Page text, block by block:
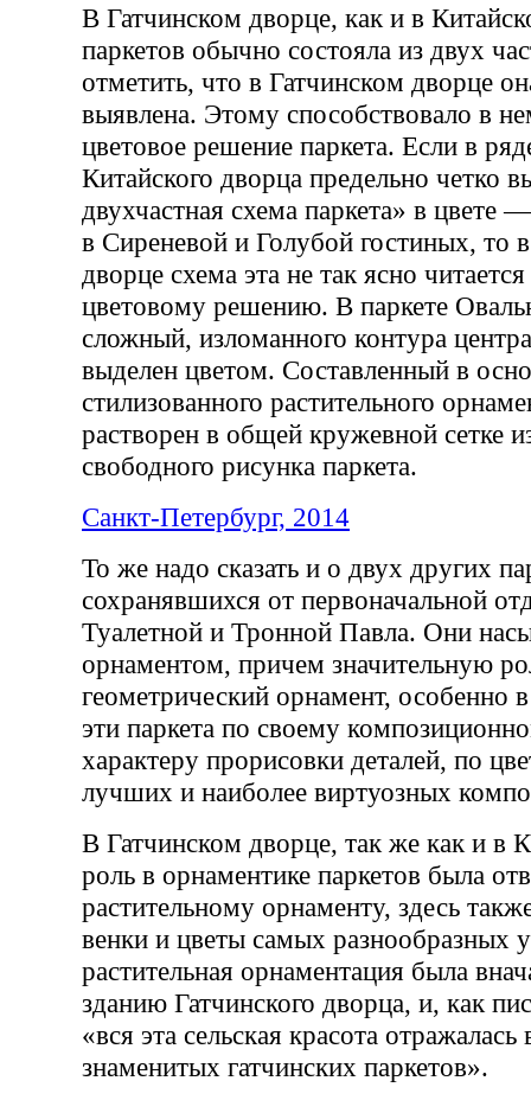
В Гатчинском дворце, как и в
паркетов обычно состояла из двух
отметить, что в Гатчинском дворце
выявлена. Этому способствовало в
цветовое решение паркета. Если в
Китайского дворца предельно четко
двухчастная схема паркета» в цвете
в Сиреневой и Голубой гостиных, то
дворце схема эта не так ясно
цветовому решению. В паркете
сложный, изломанного контура
выделен цветом. Составленный в
стилизованного растительного
растворен в общей кружевной сетке
свободного рисунка паркета.
Санкт-Петербург, 2014
То же надо сказать и о двух других
сохранявшихся от первоначальной
Туалетной и Тронной Павла. Они
орнаментом, причем значительную
геометрический орнамент, особенно
эти паркета по своему
характеру прорисовки деталей, по
лучших и наиболее виртуозных
В Гатчинском дворце, так же как и в
роль в орнаментике паркетов была
растительному орнаменту, здесь
венки и цветы самых разнообразных
растительная орнаментация была
зданию Гатчинского дворца, и, как
«вся эта сельская красота отражалась
знаменитых гатчинских паркетов».